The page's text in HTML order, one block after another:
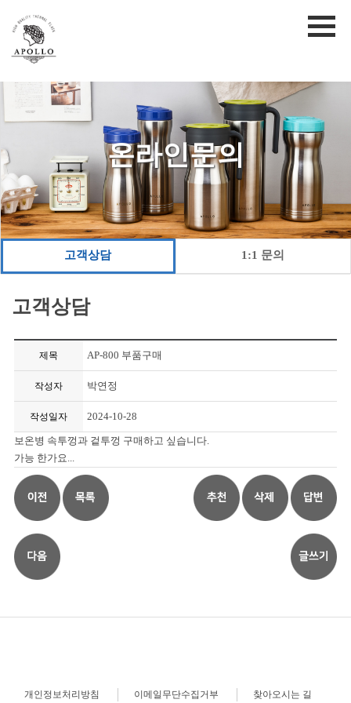
온라인문의
고객상담 1:1 문의
고객상담
제목 AP-800 부품구매
작성자 박연정
작성일자 2024-10-28
보온병 속투껑과 겉투껑 구매하고 싶습니다.
가능 한가요...
개인정보처리방침 이메일무단수집거부 찾아오시는 길